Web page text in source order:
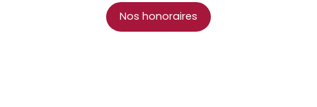
Nos honoraires